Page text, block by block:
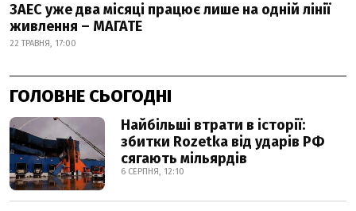
ЗАЕС уже два місяці працює лише на одній лінії
живлення – МАГАТЕ
22 ТРАВНЯ, 17:00
ГОЛОВНЕ СЬОГОДНІ
Найбільші втрати в історії:
збитки Rozetka від ударів РФ
сягають мільярдів
6 СЕРПНЯ, 12:10